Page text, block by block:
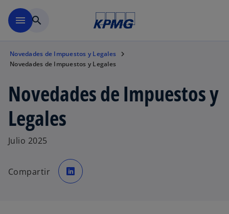
menu search
Novedades de Impuestos y Legales
Novedades de Impuestos y Legales
Novedades de Impuestos y
Legales
Julio 2025
Compartir e
a